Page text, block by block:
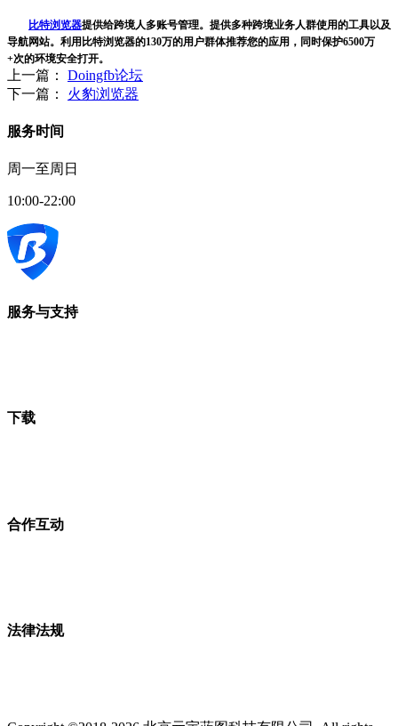
比特浏览器提供给跨境人多账号管理。提供多种跨境业务人群使用的工具以及
导航网站。利用比特浏览器的130万的用户群体推荐您的应用，同时保护6500万
+次的环境安全打开。
上一篇： Doingfb论坛
下一篇： 火豹浏览器
服务时间
周一至周日
10:00-22:00
服务与支持
下载
合作互动
法律法规